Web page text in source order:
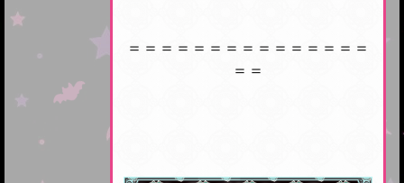
＝＝＝＝＝＝＝＝＝＝＝＝＝＝＝
＝＝